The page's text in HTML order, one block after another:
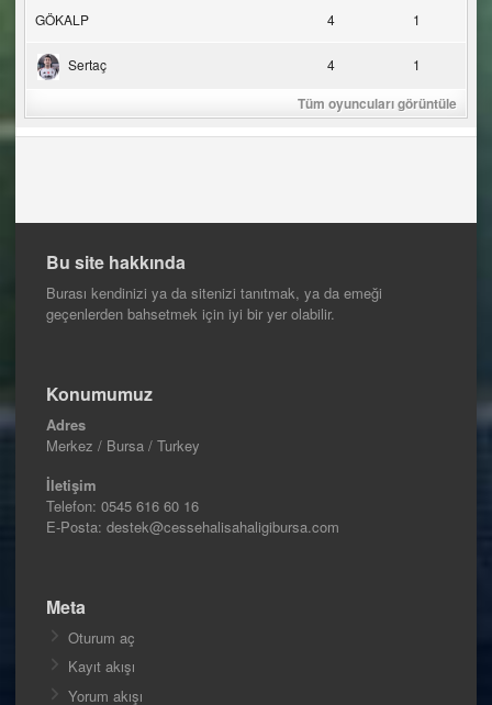
GÖKALP 4 1
Sertaç 4 1
Tüm oyuncuları görüntüle
Bu site hakkında
Burası kendinizi ya da sitenizi tanıtmak, ya da emeği
geçenlerden bahsetmek için iyi bir yer olabilir.
Konumumuz
Adres
Merkez / Bursa / Turkey
İletişim
Telefon: 0545 616 60 16
E-Posta: destek@cessehalisahaligibursa.com
Meta
Oturum aç
Kayıt akışı
Yorum akışı